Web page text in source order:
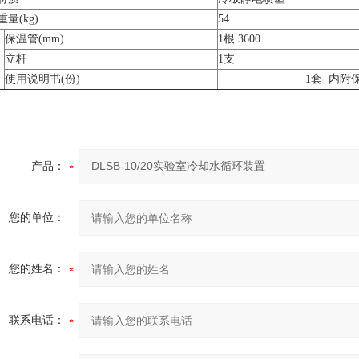
量(kg)
54
保温管(mm)
1根 3600
立杆
1支
使用说明书(份)
1套 内附
产品：
您的单位：
您的姓名：
联系电话：